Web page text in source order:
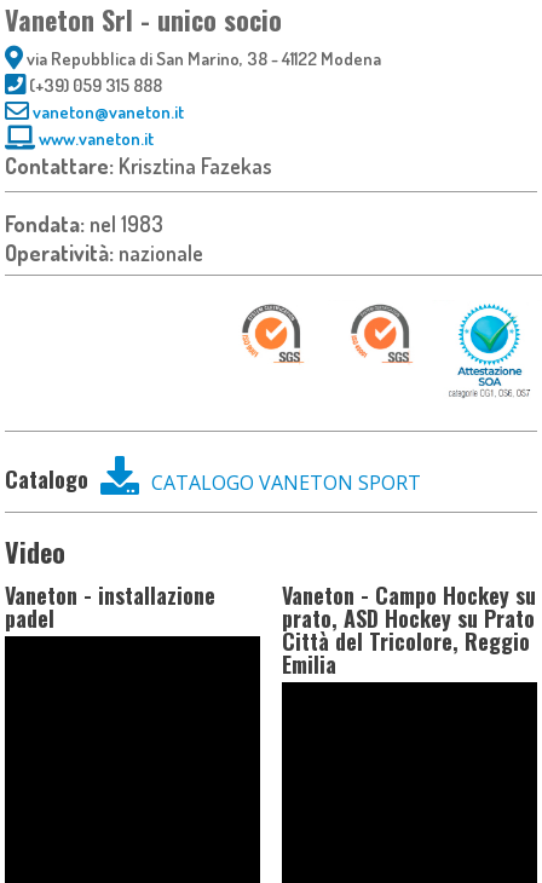
Vaneton Srl - unico socio
via Repubblica di San Marino, 38 - 41122 Modena
(+39) 059 315 888
vaneton@vaneton.it
www.vaneton.it
Contattare: Krisztina Fazekas
Fondata: nel 1983
Operatività: nazionale
Catalogo CATALOGO VANETON SPORT
Video
Vaneton - installazione
padel
Vaneton - Campo Hockey su
prato, ASD Hockey su Prato
Città del Tricolore, Reggio
Emilia